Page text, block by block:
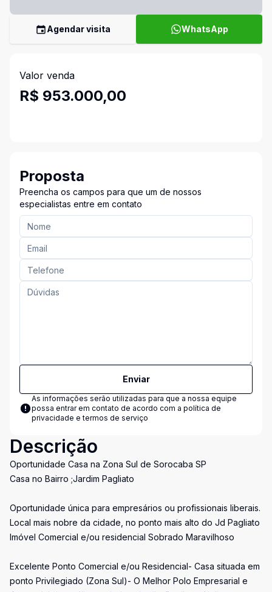
Agendar visita WhatsApp
Valor venda
R$ 953.000,00
Proposta
Preencha os campos para que um de nossos
especialistas entre em contato
Enviar
As informações serão utilizadas para que a nossa equipe
possa entrar em contato de acordo com a política de
privacidade e termos de serviço
Descrição
Oportunidade Casa na Zona Sul de Sorocaba SP
Casa no Bairro ;Jardim Pagliato
Oportunidade única para empresários ou profissionais liberais.
Local mais nobre da cidade, no ponto mais alto do Jd Pagliato
Imóvel Comercial e/ou residencial Sobrado Maravilhoso
Excelente Ponto Comercial e/ou Residencial- Casa situada em
ponto Privilegiado (Zona Sul)- O Melhor Polo Empresarial e